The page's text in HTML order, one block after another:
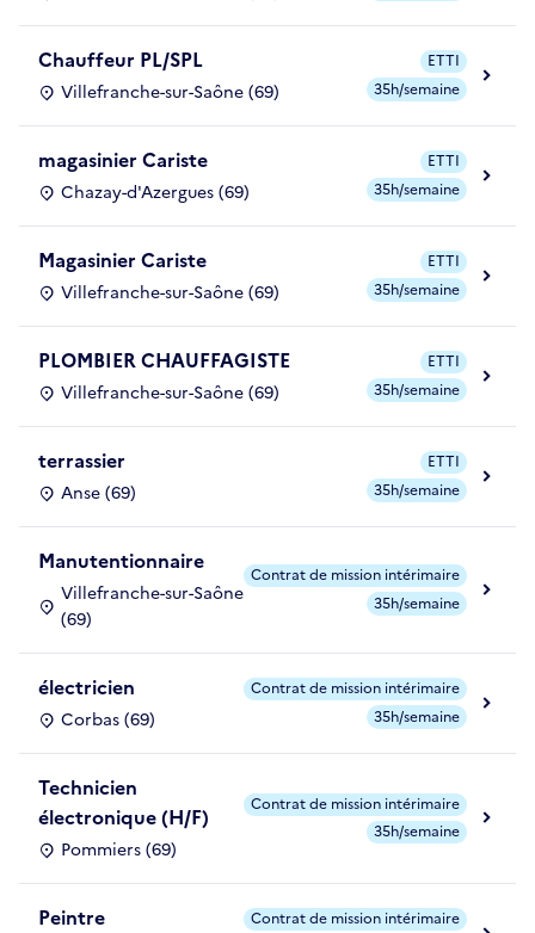
Chauffeur PL/SPL
Villefranche-sur-Saône (69)
ETTI
35h/semaine
magasinier Cariste
Chazay-d'Azergues (69)
ETTI
35h/semaine
Magasinier Cariste
Villefranche-sur-Saône (69)
ETTI
35h/semaine
PLOMBIER CHAUFFAGISTE
Villefranche-sur-Saône (69)
ETTI
35h/semaine
terrassier
Anse (69)
ETTI
35h/semaine
Manutentionnaire
Villefranche-sur-Saône
(69)
Contrat de mission intérimaire
35h/semaine
électricien
Corbas (69)
Contrat de mission intérimaire
35h/semaine
Technicien
électronique (H/F)
Pommiers (69)
Contrat de mission intérimaire
35h/semaine
Peintre
Contrat de mission intérimaire